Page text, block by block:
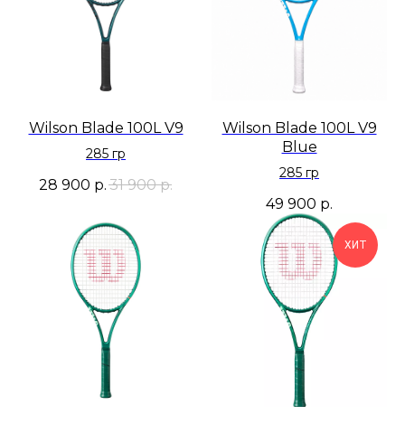
Wilson Blade 100L V9
285 гр
28 900 р. 31 900 р.
Wilson Blade 100L V9
Blue
285 гр
49 900 р.
ХИТ